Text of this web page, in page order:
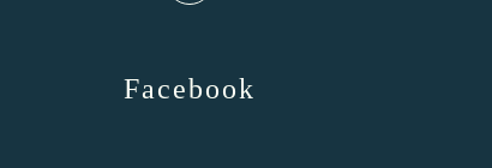
Facebook